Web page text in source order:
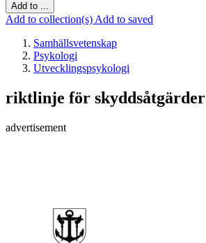
Add to ...
Add to collection(s) Add to saved
Samhällsvetenskap
Psykologi
Utvecklingspsykologi
riktlinje för skyddsåtgärder
advertisement